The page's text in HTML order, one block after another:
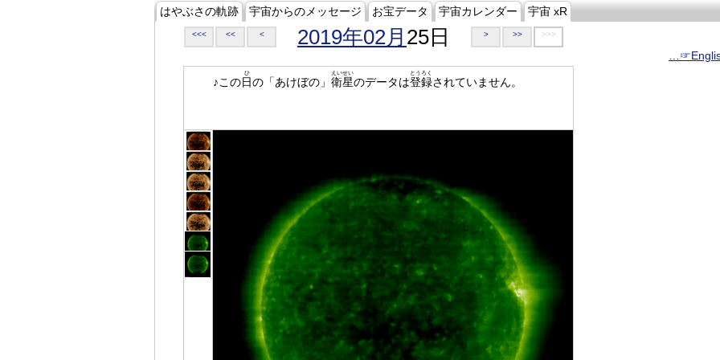
はやぶさの軌跡 宇宙からのメッセージ お宝データ 宇宙カレンダー 宇宙 xR
<<< << < 2019年02月 25日 > >> >>>
♪この日
ひ
の「あけぼの」 衛星
えいせい
のデータは登録
とうろく
されていません。